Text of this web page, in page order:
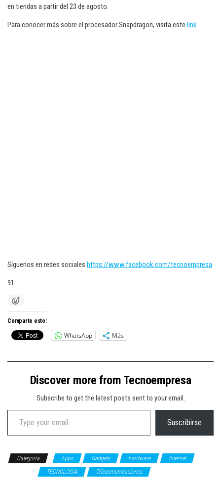
en tiendas a partir del 23 de agosto.
Para conocer más sobre el procesador Snapdragon, visita este link
Síguenos en redes sociales https://www.facebook.com/tecnoempresa
91
Comparte esto:
WhatsApp Más
Discover more from Tecnoempresa
Subscribe to get the latest posts sent to your email.
Type your email…
Suscribirse
Categoría Apps Gadgets hardware
Internet
TECNOLOGÍA Telecomunicaciones